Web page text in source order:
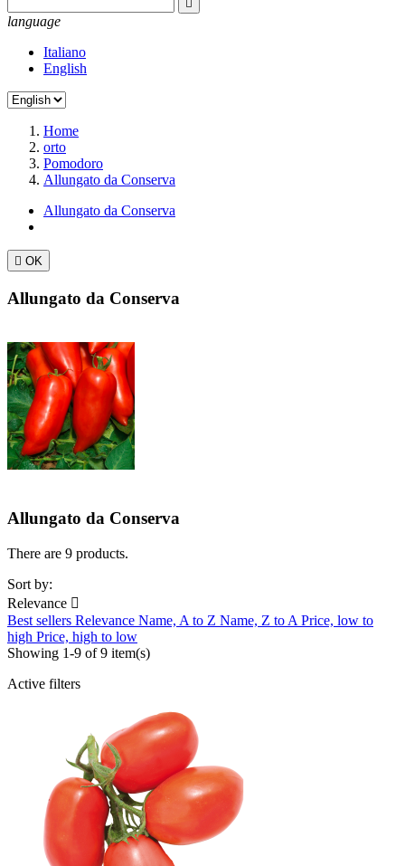

language
Italiano
English
Home
orto
Pomodoro
Allungato da Conserva
Allungato da Conserva
 OK
Allungato da Conserva
Allungato da Conserva
There are 9 products.
Sort by:
Relevance 
Best sellers Relevance Name, A to Z Name, Z to A Price, low to
high Price, high to low
Showing 1-9 of 9 item(s)
Active filters